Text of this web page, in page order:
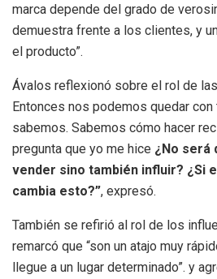
marca depende del grado de
demuestra frente a los clientes, y
el producto”.
Ávalos reflexionó sobre el rol de las
Entonces nos podemos quedar
sabemos. Sabemos cómo hacer
pregunta que yo me hice ¿No será
vender sino también influir? ¿Si
cambia esto?”, expresó.
También se refirió al rol de los
remarcó que “son un atajo muy
llegue a un lugar determinado”. y